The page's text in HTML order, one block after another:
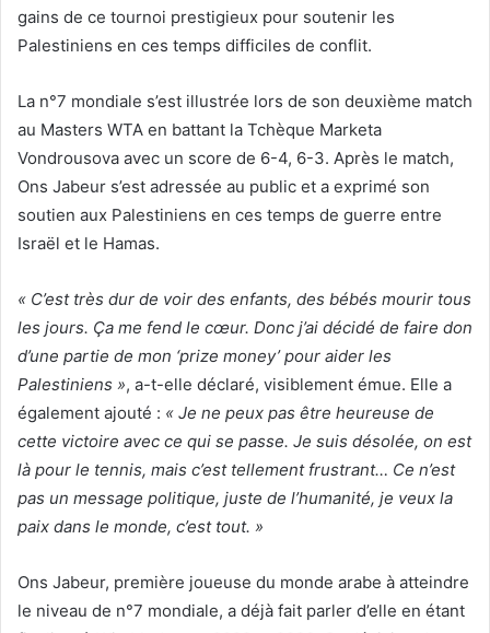
gains de ce tournoi prestigieux pour soutenir les
Palestiniens en ces temps difficiles de conflit.
La n°7 mondiale s’est illustrée lors de son deuxième match
au Masters WTA en battant la Tchèque Marketa
Vondrousova avec un score de 6-4, 6-3. Après le match,
Ons Jabeur s’est adressée au public et a exprimé son
soutien aux Palestiniens en ces temps de guerre entre
Israël et le Hamas.
« C’est très dur de voir des enfants, des bébés mourir tous
les jours. Ça me fend le cœur. Donc j’ai décidé de faire don
d’une partie de mon ‘prize money’ pour aider les
Palestiniens », a-t-elle déclaré, visiblement émue. Elle a
également ajouté : « Je ne peux pas être heureuse de
cette victoire avec ce qui se passe. Je suis désolée, on est
là pour le tennis, mais c’est tellement frustrant… Ce n’est
pas un message politique, juste de l’humanité, je veux la
paix dans le monde, c’est tout. »
Ons Jabeur, première joueuse du monde arabe à atteindre
le niveau de n°7 mondiale, a déjà fait parler d’elle en étant